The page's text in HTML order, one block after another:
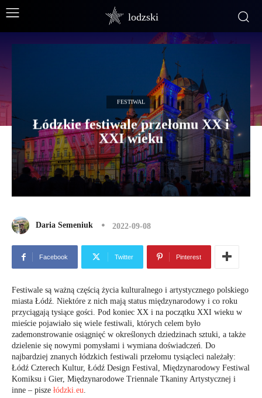
lodzski
FESTIWAL
Łódzkie festiwale przełomu XX i
XXI wieku
Daria Semeniuk 2022-09-08
Facebook Twitter Pinterest
Festiwale są ważną częścią życia kulturalnego i artystycznego polskiego
miasta Łódź. Niektóre z nich mają status międzynarodowy i co roku
przyciągają tysiące gości. Pod koniec XX i na początku XXI wieku w
mieście pojawiało się wiele festiwali, których celem było
zademonstrowanie osiągnięć w określonych dziedzinach sztuki, a także
dzielenie się nowymi pomysłami i wymiana doświadczeń. Do
najbardziej znanych łódzkich festiwali przełomu tysiącleci należały:
Łódź Czterech Kultur, Łódź Design Festival, Międzynarodowy Festiwal
Komiksu i Gier, Międzynarodowe Triennale Tkaniny Artystycznej i
inne – pisze łódzki.eu.